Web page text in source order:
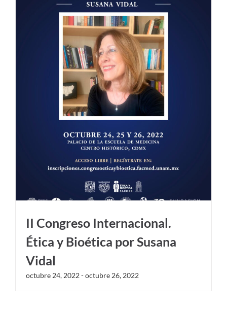
II Congreso Internacional.
Ética y Bioética por Susana
Vidal
octubre 24, 2022-octubre 26, 2022